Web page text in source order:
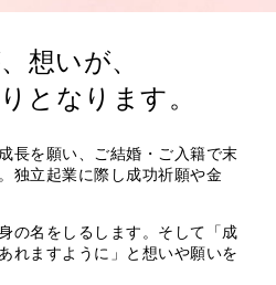
想いが、
となります。
長を願い、ご結婚・ご入籍で末
独立起業に際し成功祈願や金
の名をしるします。そして「成
れますように」と想いや願いを